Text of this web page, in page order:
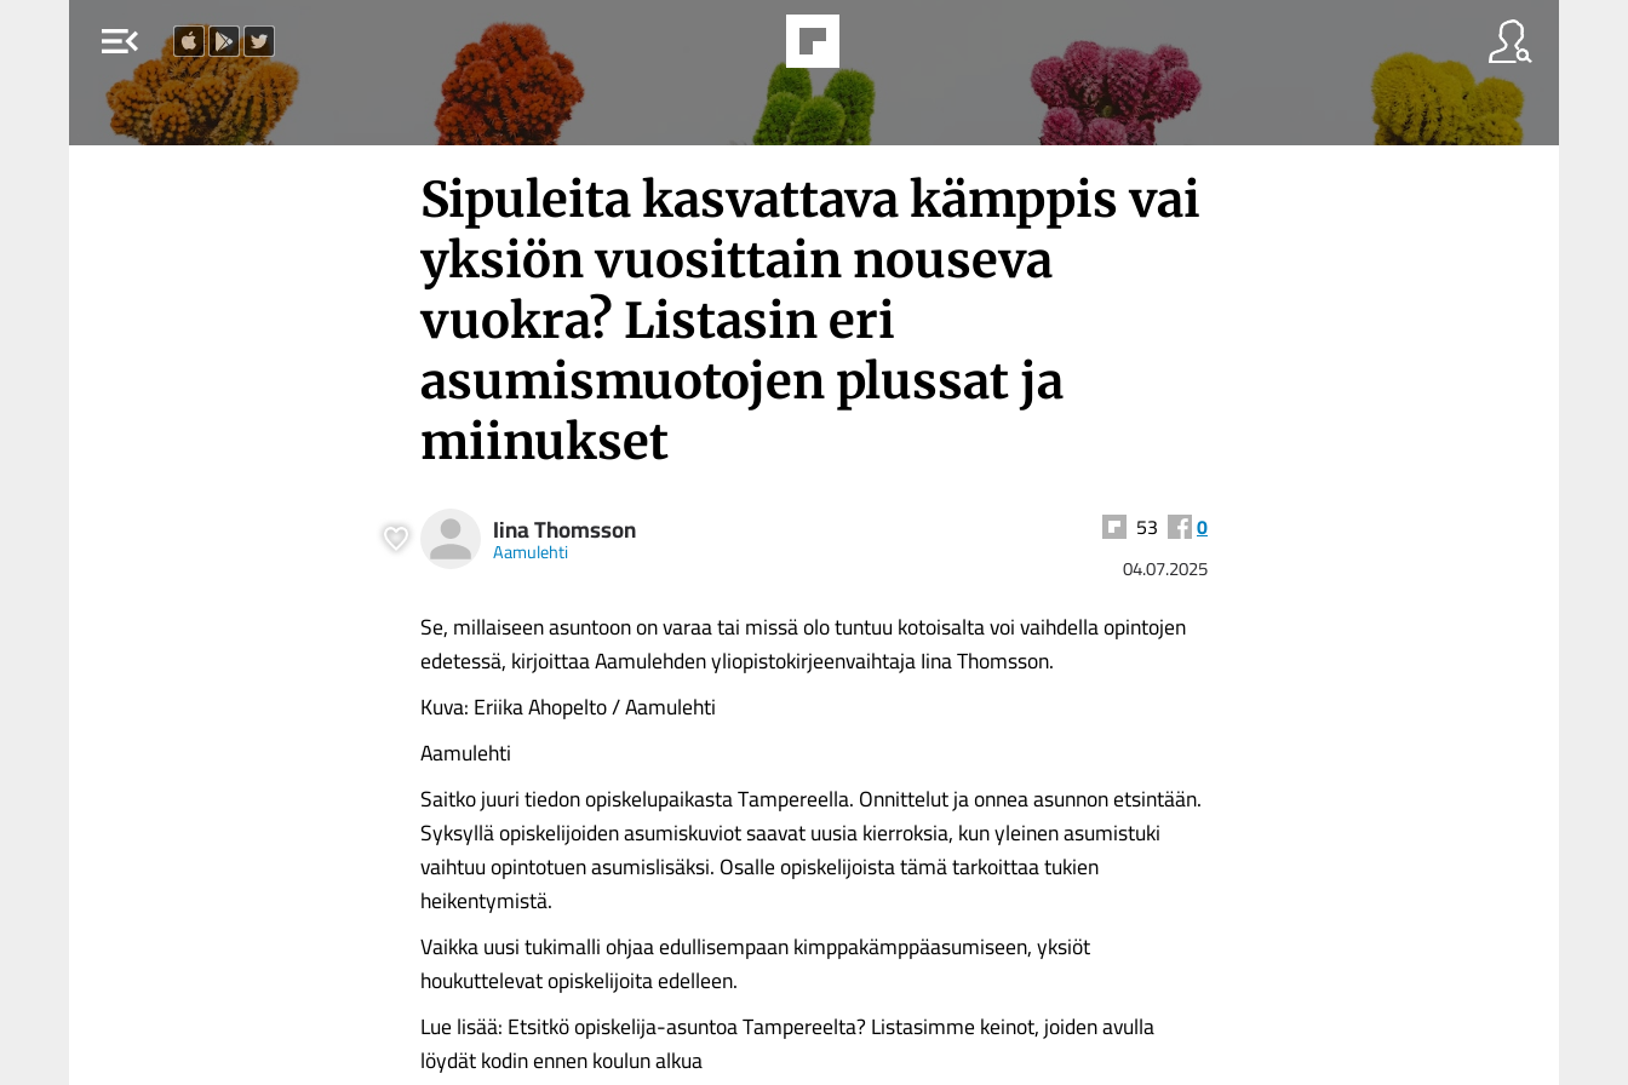
menu_open
Sipuleita kasvattava kämppis vai
yksiön vuosittain nouseva
vuokra? Listasin eri
asumismuotojen plussat ja
miinukset
Iina Thomsson
Aamulehti
53 0
04.07.2025
Se, millaiseen asuntoon on varaa tai missä olo tuntuu kotoisalta voi vaihdella opintojen
edetessä, kirjoittaa Aamulehden yliopistokirjeenvaihtaja Iina Thomsson.
Kuva: Eriika Ahopelto / Aamulehti
Aamulehti
Saitko juuri tiedon opiskelupaikasta Tampereella. Onnittelut ja onnea asunnon etsintään.
Syksyllä opiskelijoiden asumiskuviot saavat uusia kierroksia, kun yleinen asumistuki
vaihtuu opintotuen asumislisäksi. Osalle opiskelijoista tämä tarkoittaa tukien
heikentymistä.
Vaikka uusi tukimalli ohjaa edullisempaan kimppakämppäasumiseen, yksiöt
houkuttelevat opiskelijoita edelleen.
Lue lisää: Etsitkö opiskelija-asuntoa Tampereelta? Listasimme keinot, joiden avulla
löydät kodin ennen koulun alkua